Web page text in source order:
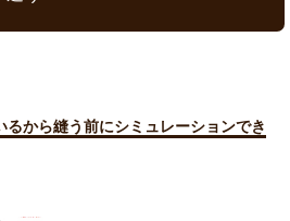
から縫う前にシミュレーションでき